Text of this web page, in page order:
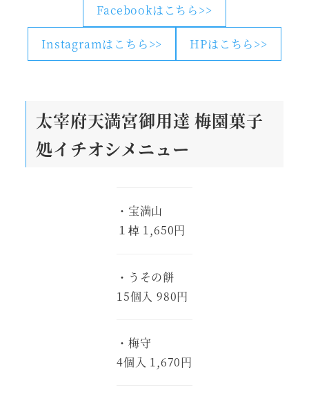
Facebookはこちら>>
Instagramはこちら>> HPはこちら>>
太宰府天満宮御用達 梅園菓子
処イチオシメニュー
・宝満山
１棹 1,650円
・うその餅
15個入 980円
・梅守
4個入 1,670円